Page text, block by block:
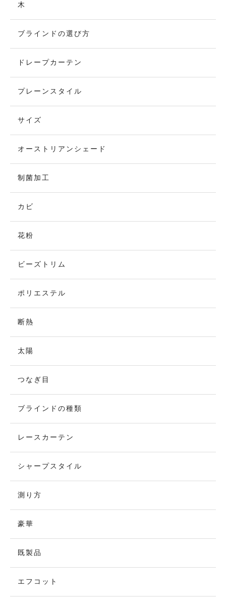
木
ブラインドの選び方
ドレープカーテン
プレーンスタイル
サイズ
オーストリアンシェード
制菌加工
カビ
花粉
ビーズトリム
ポリエステル
断熱
太陽
つなぎ目
ブラインドの種類
レースカーテン
シャープスタイル
測り方
豪華
既製品
エフコット